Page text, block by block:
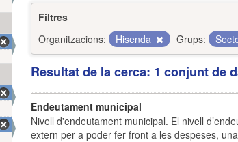
Filtres
Organitzacions:
Hisenda Grups:
Resultat de la cerca: 1 conjunt de
Endeutament municipal
Nivell d'endeutament municipal. El nivell
extern per a poder fer front a les despeses,